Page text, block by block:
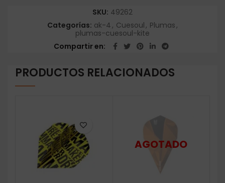
SKU: 49262
Categorías: ak-4, Cuesoul, Plumas,
plumas-cuesoul-kite
Compartir en
PRODUCTOS RELACIONADOS